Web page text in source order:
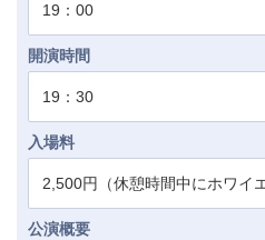
19：00
開演時間
19：30
入場料
2,500円（休憩時間中にホワイ
公演概要